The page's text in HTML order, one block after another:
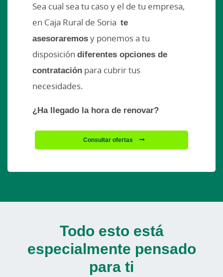
Sea cual sea tu caso y el de tu empresa,
en Caja Rural de Soria te
asesoraremosy ponemos a tu
disposición diferentes opciones de
contratación para cubrir tus
necesidades.
¿Ha llegado la hora de renovar?
Consultar ofertas
Todo esto está
especialmente pensado
para ti